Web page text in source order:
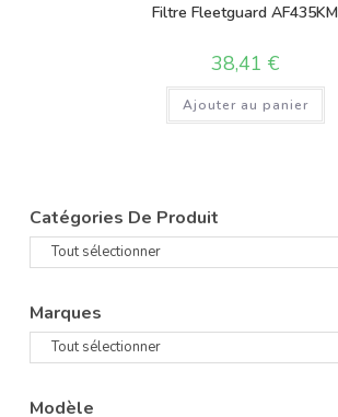
Filtre Fleetguard AF435KM
38,41 €
Ajouter au panier
Catégories De Produit
Marques
Modèle